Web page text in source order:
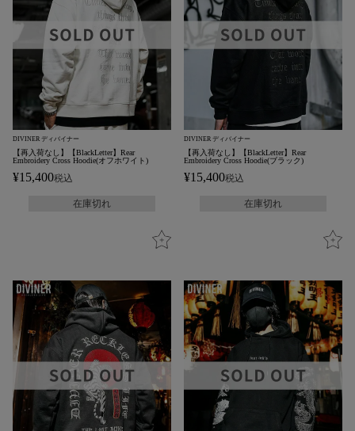
DIVINER ディバイナー
【再入荷なし】【BlackLetter】Rear
Embroidery Cross Hoodie(オフホワイト)
¥15,400税込
在庫切れ
DIVINER ディバイナー
【再入荷なし】【BlackLetter】Rear
Embroidery Cross Hoodie(ブラック)
¥15,400税込
在庫切れ